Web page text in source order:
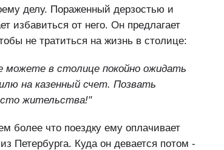
делу. Пораженный дерзостью и
избавиться от него. Он предлагает
не тратиться на жизнь в столице:
можете в столице покойно ожидать
на казенный счет. Позвать
жительства!"
более что поездку ему оплачивает
Петербурга. Куда он девается потом -